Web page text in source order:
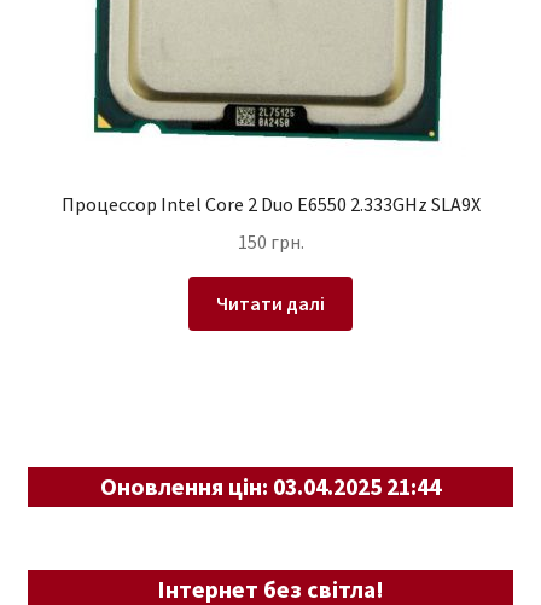
Процессор Intel Core 2 Duo E6550 2.333GHz SLA9X
150 грн.
Читати далі
Оновлення цін: 03.04.2025 21:44
Інтернет без світла!